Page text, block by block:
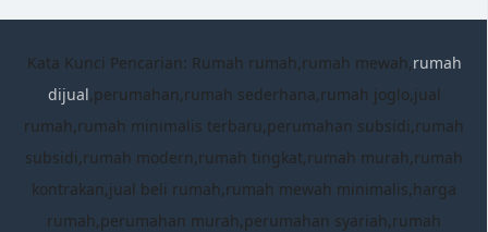
Kata Kunci Pencarian: Rumah rumah,rumah mewah,rumah
dijual,perumahan,rumah sederhana,rumah joglo,jual
rumah,rumah minimalis terbaru,perumahan subsidi,rumah
subsidi,rumah modern,rumah tingkat,rumah murah,rumah
kontrakan,jual beli rumah,rumah mewah minimalis,harga
rumah,perumahan murah,perumahan syariah,rumah